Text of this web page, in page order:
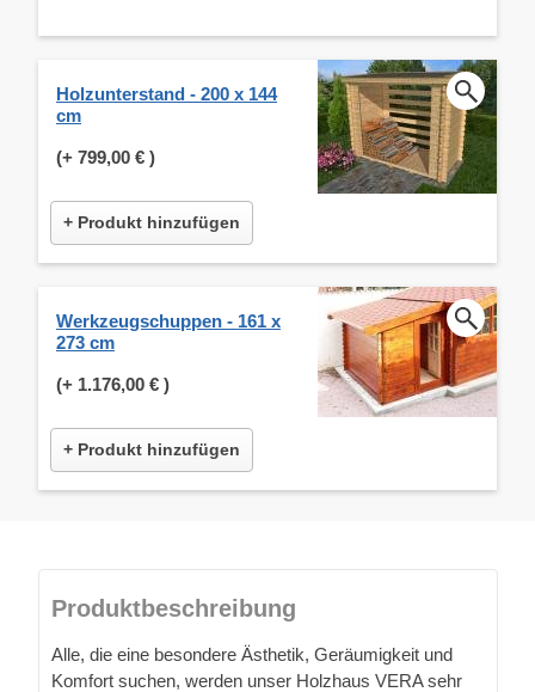
Holzunterstand - 200 x 144
cm
(+ 799,00 € )
+ Produkt hinzufügen
Werkzeugschuppen - 161 x
273 cm
(+ 1.176,00 € )
+ Produkt hinzufügen
Produktbeschreibung
Alle, die eine besondere Ästhetik, Geräumigkeit und
Komfort suchen, werden unser Holzhaus VERA sehr